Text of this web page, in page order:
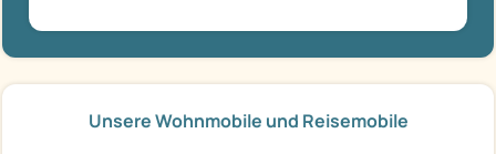
Unsere Wohnmobile und Reisemobile